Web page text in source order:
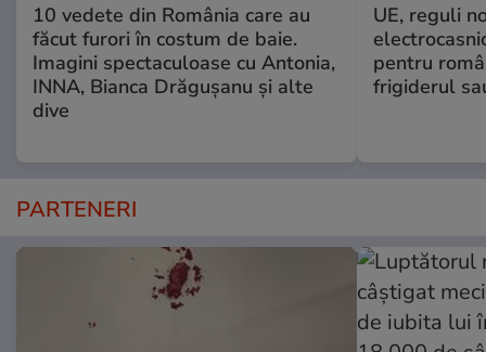
10 vedete din România care au
făcut furori în costum de baie.
Imagini spectaculoase cu Antonia,
INNA, Bianca Drăgușanu și alte
dive
UE, reguli
pentru
frigiderul
PARTENERI